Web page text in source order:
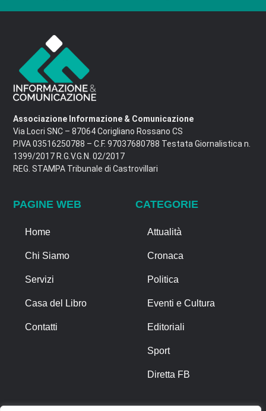
Associazione Informazione & Comunicazione
Via Locri SNC – 87064 Corigliano Rossano CS
P.IVA 03516250788 – C.F. 97037680788 Testata Giornalistica n.
1399/2017 R.G.V.G.N. 02/2017
REG. STAMPA Tribunale di Castrovillari
PAGINE WEB
Home
Chi Siamo
Servizi
Casa del Libro
Contatti
CATEGORIE
Attualità
Cronaca
Politica
Eventi e Cultura
Editoriali
Sport
Diretta FB